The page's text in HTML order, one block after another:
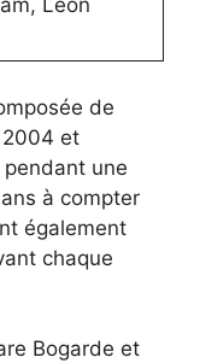
Leon
de
2004 et
une
à compter
également
chaque
Bogarde et